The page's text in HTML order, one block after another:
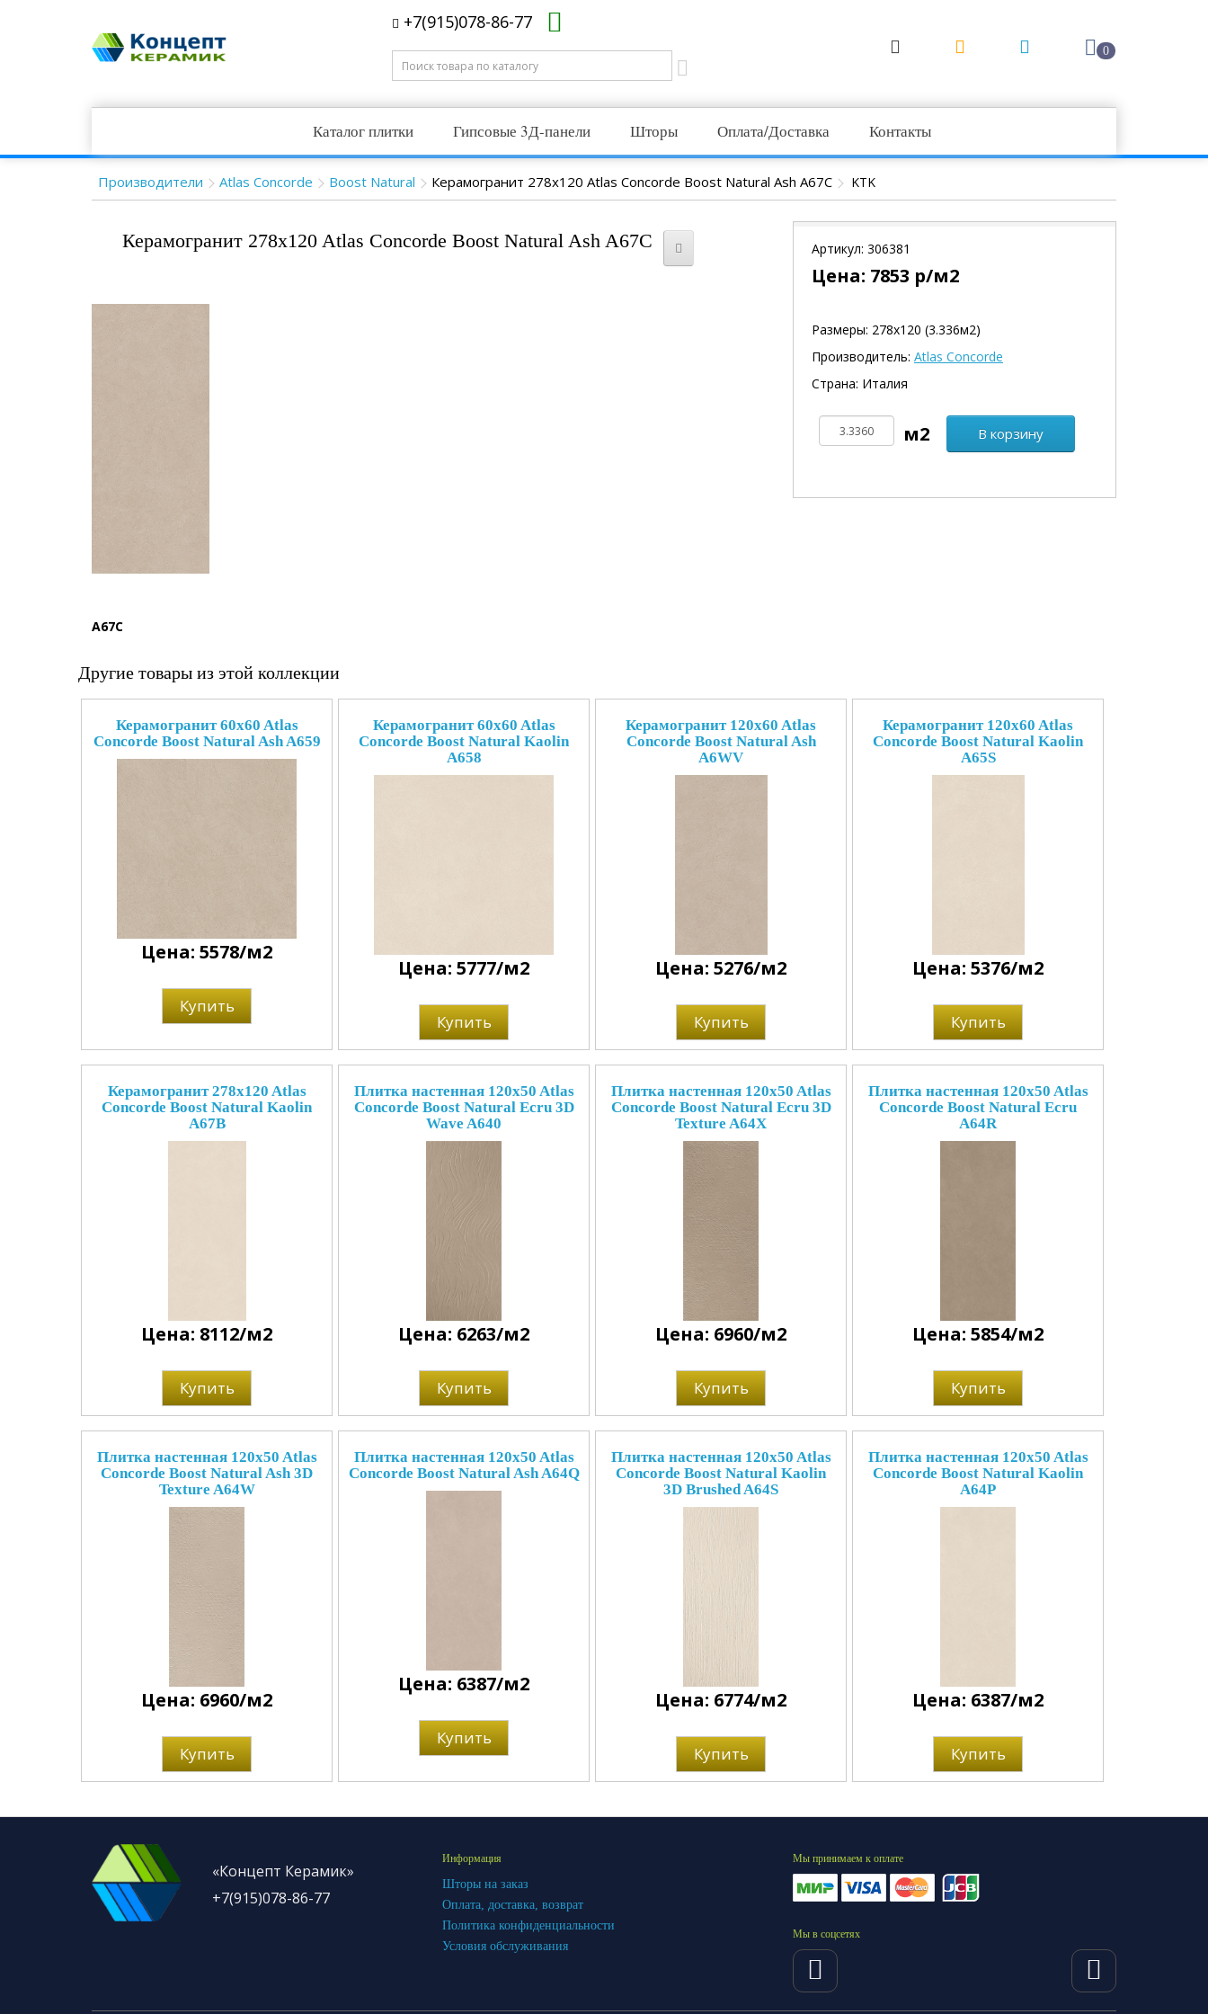
+7(915)078-86-77
0
Каталог плитки Гипсовые 3Д-панели Шторы Оплата/Доставка Контакты
Производители Atlas Concorde Boost Natural Керамогранит 278x120 Atlas Concorde Boost Natural Ash A67C KTK
Керамогранит 278x120 Atlas Concorde Boost Natural Ash A67C
A67C
Артикул: 306381
Цена: 7853 р/м2
Размеры: 278х120 (3.336м2)
Производитель: Atlas Concorde
Страна: Италия
В корзину
Другие товары из этой коллекции
Керамогранит 60x60 Atlas
Concorde Boost Natural Ash A659
Цена: 5578/м2
Купить
Керамогранит 60x60 Atlas
Concorde Boost Natural Kaolin
A658
Цена: 5777/м2
Купить
Керамогранит 120x60 Atlas
Concorde Boost Natural Ash
A6WV
Цена: 5276/м2
Купить
Керамогранит 120x60 Atlas
Concorde Boost Natural Kaolin
A65S
Цена: 5376/м2
Купить
Керамогранит 278x120 Atlas
Concorde Boost Natural Kaolin
A67B
Цена: 8112/м2
Купить
Плитка настенная 120x50 Atlas
Concorde Boost Natural Ecru 3D
Wave A640
Цена: 6263/м2
Купить
Плитка настенная 120x50 Atlas
Concorde Boost Natural Ecru 3D
Texture A64X
Цена: 6960/м2
Купить
Плитка настенная 120x50 Atlas
Concorde Boost Natural Ecru
A64R
Цена: 5854/м2
Купить
Плитка настенная 120x50 Atlas
Concorde Boost Natural Ash 3D
Texture A64W
Цена: 6960/м2
Купить
Плитка настенная 120x50 Atlas
Concorde Boost Natural Ash A64Q
Цена: 6387/м2
Купить
Плитка настенная 120x50 Atlas
Concorde Boost Natural Kaolin
3D Brushed A64S
Цена: 6774/м2
Купить
Плитка настенная 120x50 Atlas
Concorde Boost Natural Kaolin
A64P
Цена: 6387/м2
Купить
«Концепт Керамик»
+7(915)078-86-77
Информация
Шторы на заказ
Оплата, доставка, возврат
Политика конфиденциальности
Условия обслуживания
Мы принимаем к оплате
Мы в соцсетях